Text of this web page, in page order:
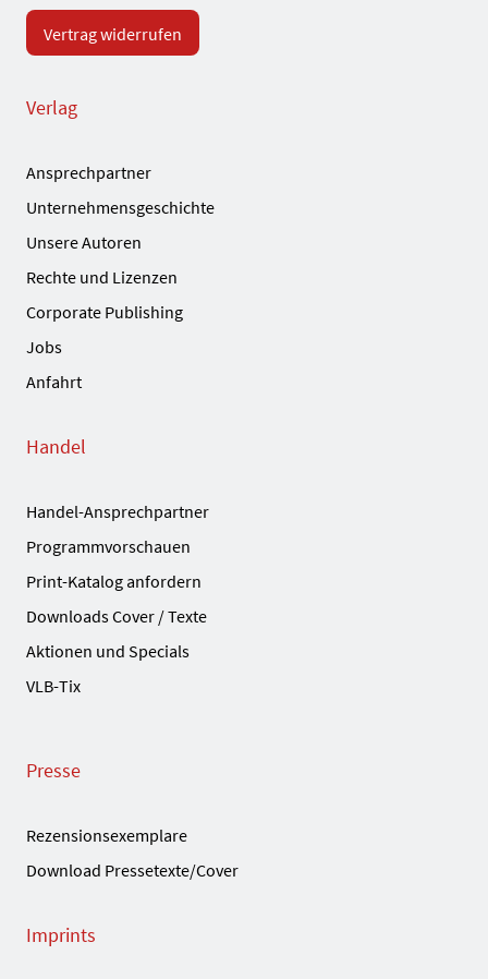
Vertrag widerrufen
Verlag
Ansprechpartner
Unternehmensgeschichte
Unsere Autoren
Rechte und Lizenzen
Corporate Publishing
Jobs
Anfahrt
Handel
Handel-Ansprechpartner
Programmvorschauen
Print-Katalog anfordern
Downloads Cover / Texte
Aktionen und Specials
VLB-Tix
Presse
Rezensionsexemplare
Download Pressetexte/Cover
Imprints